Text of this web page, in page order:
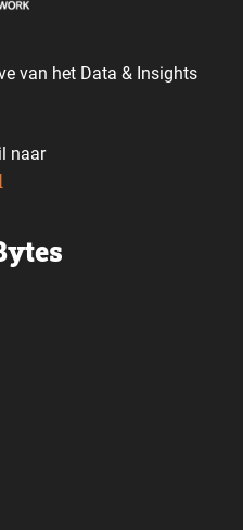
van het Data & Insights
naar